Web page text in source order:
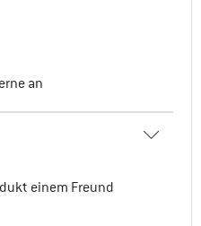
an
einem Freund